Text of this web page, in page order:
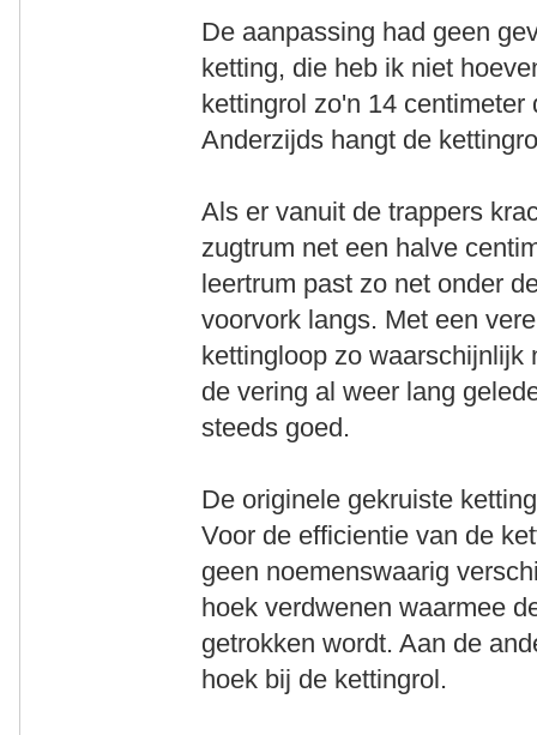
De aanpassing had geen
ketting, die heb ik niet
kettingrol zo'n 14
Anderzijds hangt de
Als er vanuit de trappers
zugtrum net een halve
leertrum past zo net onder
voorvork langs. Met een
kettingloop zo
de vering al weer lang
steeds goed.
De originele gekruiste
Voor de efficientie van de
geen noemenswaarig
hoek verdwenen waarmee
getrokken wordt. Aan de
hoek bij de kettingrol.